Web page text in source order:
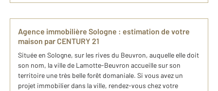
Agence immobilière Sologne : estimation de votre
maison par CENTURY 21
Située en Sologne, sur les rives du Beuvron, auquelle elle doit
son nom, la ville de Lamotte-Beuvron accueille sur son
territoire une très belle forêt domaniale. Si vous avez un
projet immobilier dans la ville, rendez-vous chez votre